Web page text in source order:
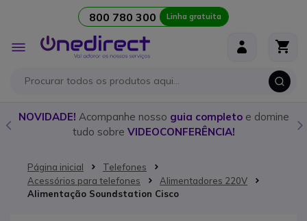
800 780 300 Linha gratuita
Alternar
Nav
NOVIDADE! Acompanhe nosso guia completoe domine
tudo sobre VIDEOCONFERÊNCIA!
Página inicial
Telefones
Acessórios para telefones
Alimentadores 220V
Alimentação Soundstation Cisco